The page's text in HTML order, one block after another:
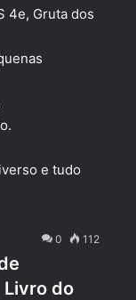
4e, Gruta dos
e tudo
0 112
Livro do